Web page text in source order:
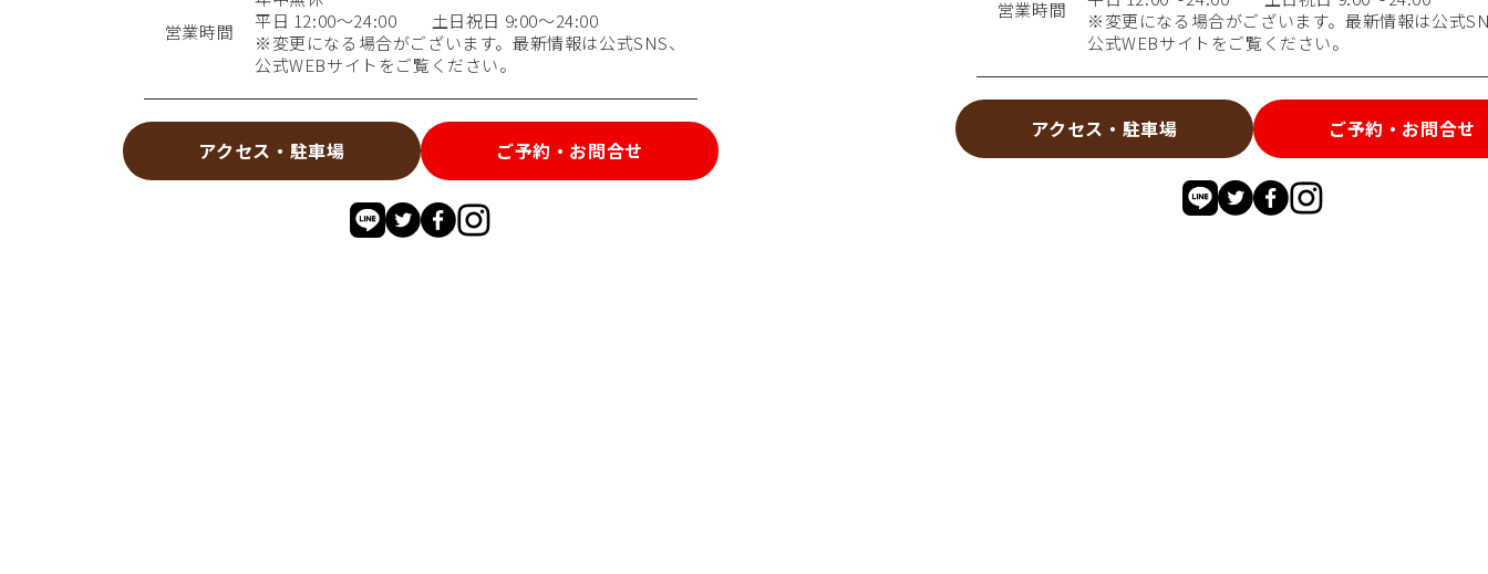
営業時間
平日 12:00～24:00 土日祝日 9:00～24:00
※変更になる場合がございます。最新情報は公式SNS、
公式WEBサイトをご覧ください。
アクセス・駐車場 ご予約・お問合せ
営業時間
※変更になる場合がございます。最新情報は公式
公式WEBサイトをご覧ください。
アクセス・駐車場 ご予約・お問合せ